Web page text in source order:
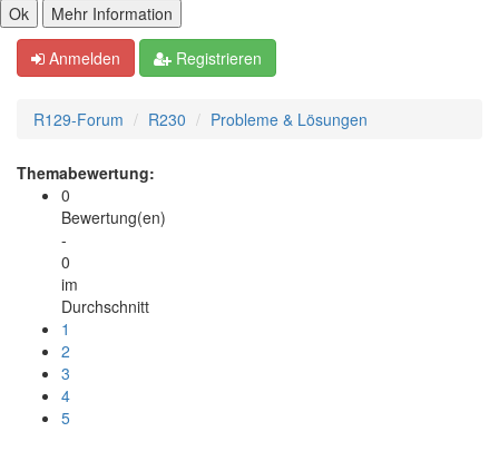
Anmelden Registrieren
R129-Forum R230 Probleme & Lösungen
Themabewertung:
0
Bewertung(en)
-
0
im
Durchschnitt
1
2
3
4
5